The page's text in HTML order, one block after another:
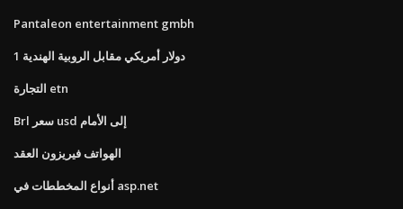
Pantaleon entertainment gmbh
1 دولار أمريكي مقابل الروبية الهندية
التجارة etn
Brl سعر usd إلى الأمام
الهواتف فيريزون العقد
أنواع المخططات في asp.net